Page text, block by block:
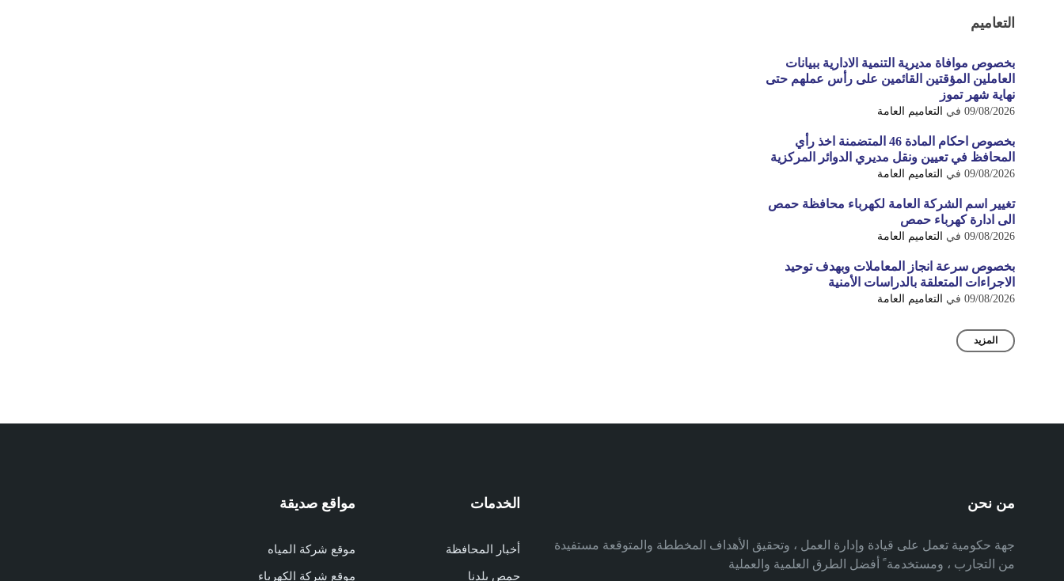
التعاميم
بخصوص موافاة مديرية التنمية الادارية ببيانات
العاملين المؤقتين القائمين على رأس عملهم حتى
نهاية شهر تموز
09/08/2026 في التعاميم العامة
بخصوص احكام المادة 46 المتضمنة اخذ رأي
المحافظ في تعيين ونقل مديري الدوائر المركزية
09/08/2026 في التعاميم العامة
تغيير اسم الشركة العامة لكهرباء محافظة حمص
الى ادارة كهرباء حمص
09/08/2026 في التعاميم العامة
بخصوص سرعة انجاز المعاملات وبهدف توحيد
الاجراءات المتعلقة بالدراسات الأمنية
09/08/2026 في التعاميم العامة
المزيد
من نحن
جهة حكومية تعمل على قيادة وإدارة العمل ، وتحقيق الأهداف المخططة والمتوقعة مستفيدة
من التجارب ، ومستخدمة ً أفضل الطرق العلمية والعملية
الخدمات
أخبار المحافظة
حمص بلدنا
مواقع صديقة
موقع شركة المياه
موقع شركة الكهرباء